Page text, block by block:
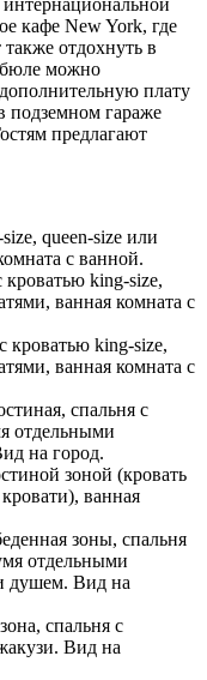
кафе New York, где
отдохнуть в
можно
плату
подземном гараже
предлагают
queen-size или
с ванной.
кроватью king-size,
ванная комната с
кроватью king-size,
ванная комната с
спальня с
отдельными
на город.
зоной (кровать
ванная
зоны, спальня
отдельными
душем. Вид на
спальня с
Вид на